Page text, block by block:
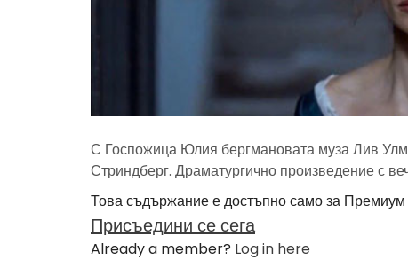
С Госпожица Юлия бергмановата муза Лив
Стриндберг. Драматургично произведение с
Това съдържание е достъпно само за Премиум
Присъедини се сега
Already a member? Log in here